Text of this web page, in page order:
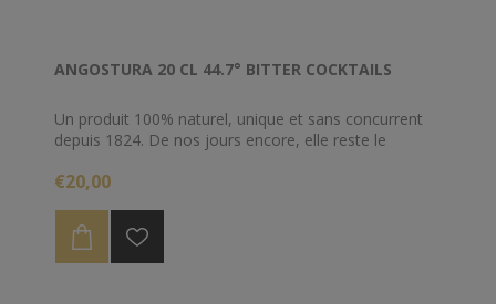
ANGOSTURA 20 CL 44.7° BITTER COCKTAILS
Un produit 100% naturel, unique et sans concurrent
depuis 1824. De nos jours encore, elle reste le
cocktails et de recettes de cuisine.
€20,00